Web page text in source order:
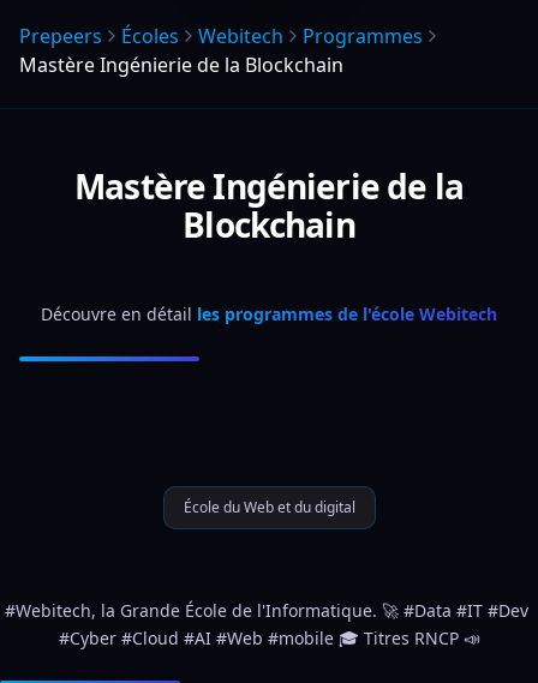
Prepeers Écoles Webitech
Programmes
Mastère Ingénierie de la Blockchain
Mastère Ingénierie de la
Blockchain
Découvre en détail les programmes de l'école Webitech
École du Web et du digital
#Webitech, la Grande École de l'Informatique. 🚀 #Data #IT #Dev
#Cyber #Cloud #AI #Web #mobile 🎓 Titres RNCP 📣